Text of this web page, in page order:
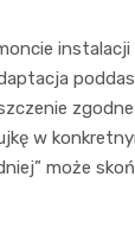
instalacji
w
może